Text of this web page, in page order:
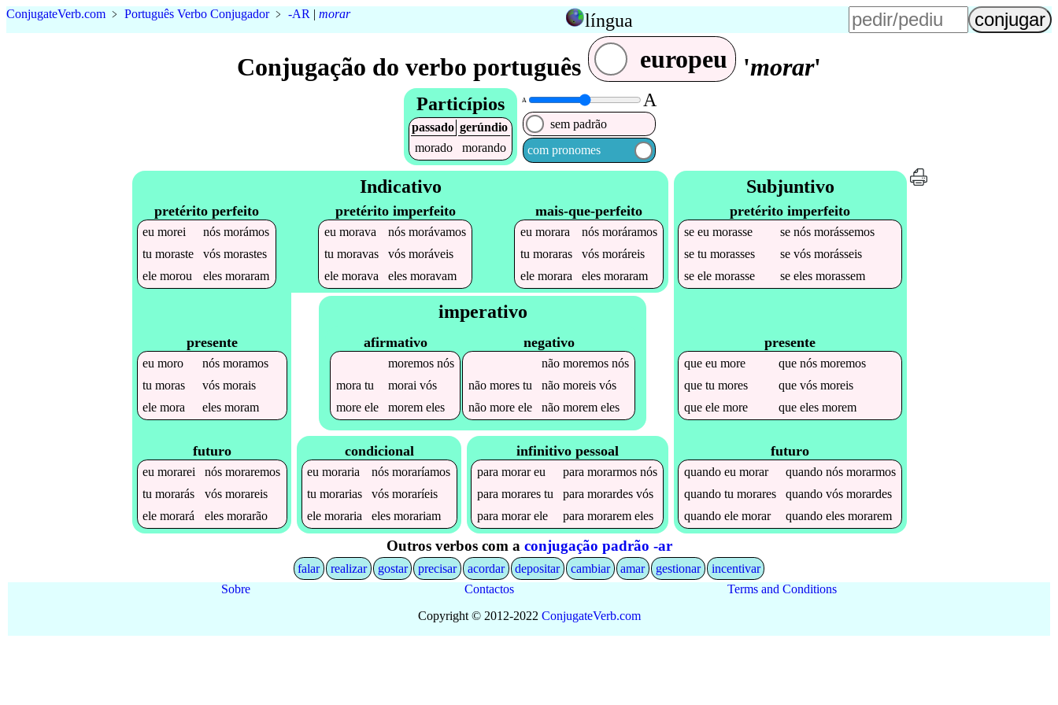
ConjugateVerb.com ﹥ Português Verbo Conjugador﹥ -AR | morar língua
Conjugação do verbo português europeu 'morar'
Particípios
passado gerúndio
morado
morando
A A
sem padrão
com pronomes
Indicativo
pretérito perfeito
eumorei nósmorámos
tumoraste vósmorastes
elemorou elesmoraram
pretérito imperfeito
eu morava nós morávamos
tu moravas vós moráveis
ele morava eles moravam
mais-que-perfeito
eumorara nósmoráramos
tumoraras vósmoráreis
elemorara elesmoraram
presente
eumoro nósmoramos
tumoras vósmorais
elemora elesmoram
futuro
eumorarei nósmoraremos
tumorarás vósmorareis
elemorará elesmorarão
imperativo
afirmativo
moremosnós
mora tu morai vós
moreele moremeles
negativo
não moremosnós
não morestu não moreisvós
não moreele não moremeles
condicional
eumoraria nósmoraríamos
tumorarias vósmoraríeis
elemoraria elesmorariam
infinitivo pessoal
paramorareu paramorarmos nós
paramorares tu paramorardes vós
paramorarele paramorarem eles
Subjuntivo
pretérito imperfeito
seeumorasse senósmorássemos
setumorasses sevósmorásseis
seelemorasse seelesmorassem
presente
queeumore quenósmoremos
quetumores quevósmoreis
queelemore queelesmorem
futuro
quandoeumorar quandonósmorarmos
quandotumorares quandovósmorardes
quandoelemorar quandoelesmorarem
Outros verbos com a conjugação padrão -ar
falar realizar gostar precisar acordar depositar cambiar amar gestionar
incentivar
Sobre
Contactos
Terms and Conditions
Copyright © 2012-2022 ConjugateVerb.com